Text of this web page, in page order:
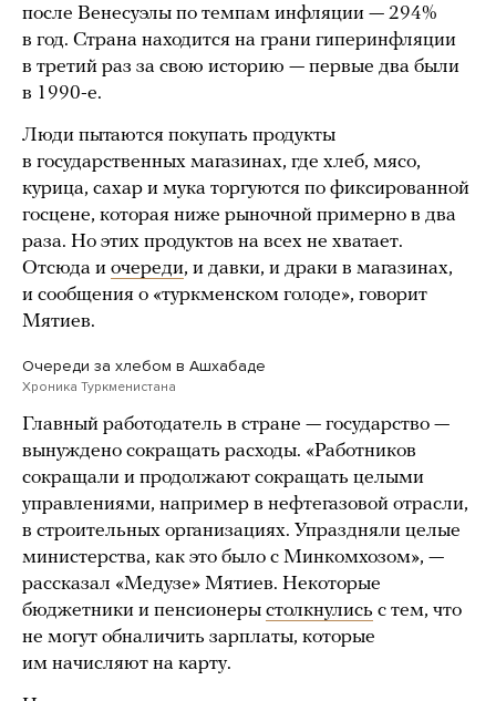
после Венесуэлы по темпам инфляции — 294%
в год. Страна находится на грани гиперинфляции
в третий раз за свою историю — первые два были
в 1990-е.
Люди пытаются покупать продукты
в государственных магазинах, где хлеб, мясо,
курица, сахар и мука торгуются по фиксированной
госцене, которая ниже рыночной примерно в два
раза. Но этих продуктов на всех не хватает.
Отсюда и очереди, и давки, и драки в магазинах,
и сообщения о «туркменском голоде», говорит
Мятиев.
Очереди за хлебом в Ашхабаде
Хроника Туркменистана
Главный работодатель в стране — государство —
вынуждено сокращать расходы. «Работников
сокращали и продолжают сокращать целыми
управлениями, например в нефтегазовой отрасли,
в строительных организациях. Упраздняли целые
министерства, как это было с Минкомхозом», —
рассказал «Медузе» Мятиев. Некоторые
бюджетники и пенсионеры столкнулись с тем, что
не могут обналичить зарплаты, которые
им начисляют на карту.